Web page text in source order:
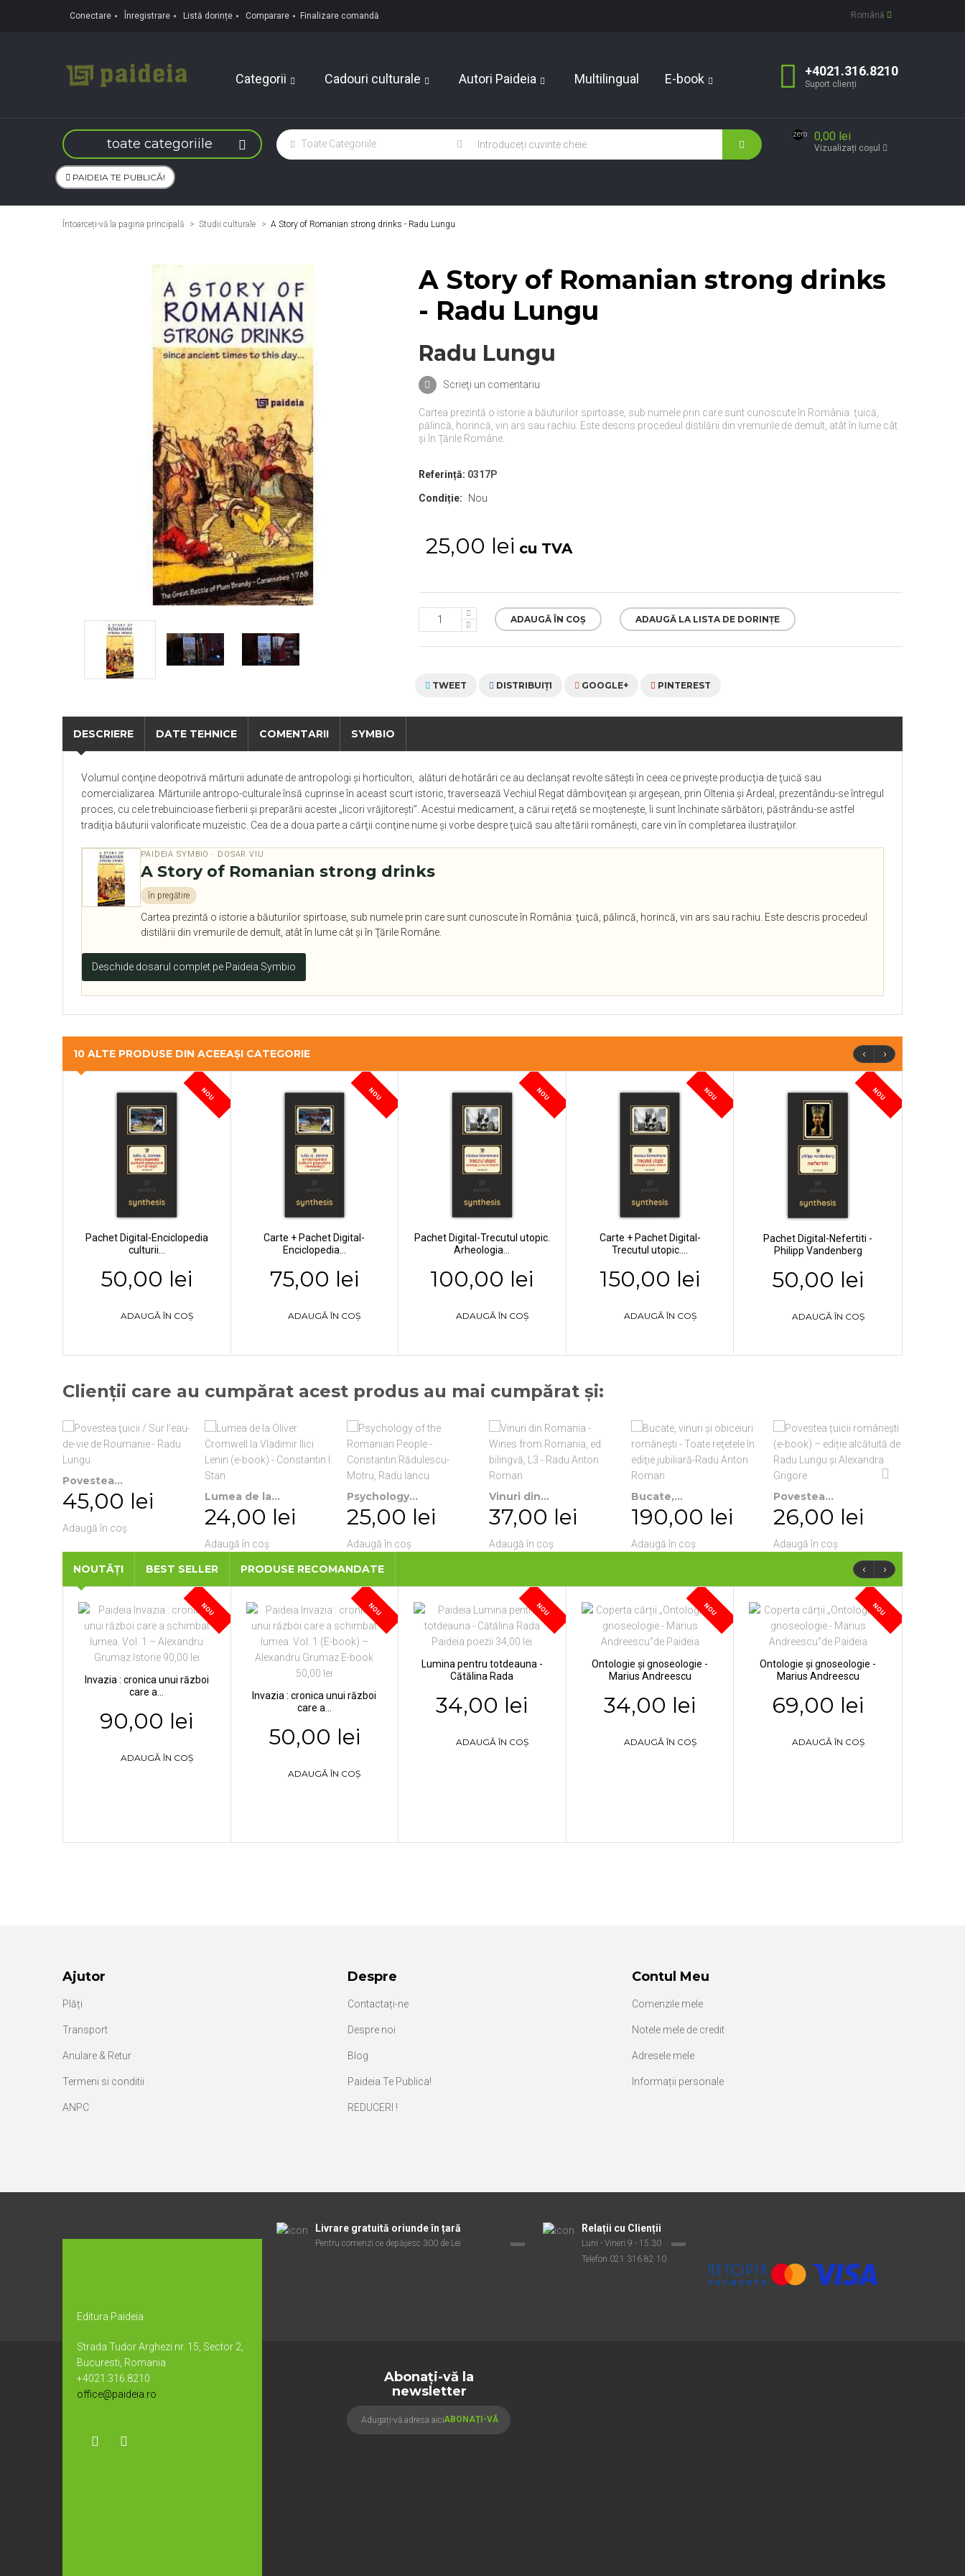
Conectare Înregistrare Listă dorințe Comparare Finalizare comandă Română
Categorii Cadouri culturale Autori Paideia Multilingual E-book
+4021.316.8210
Suport clienți
toate categoriile
zero 0,00 lei
Vizualizați coșul
PAIDEIA TE PUBLICĂ!
Întoarceți-vă la pagina principală Studii culturale > A Story of Romanian strong drinks - Radu Lungu
Mărește
A Story of Romanian strong drinks
- Radu Lungu
Radu Lungu
Scrieţi un comentariu
Cartea prezintă o istorie a băuturilor spirtoase, sub numele prin care sunt cunoscute în România: ţuică,
pălincă, horincă, vin ars sau rachiu. Este descris procedeul distilării din vremurile de demult, atât în lume cât
şi în Ţările Române.
Referință: 0317P
Condiție: Nou
25,00 lei cu TVA
ADAUGĂ ÎN COȘ ADAUGĂ LA LISTA DE DORINȚE
TWEET DISTRIBUIŢI GOOGLE+ PINTEREST
DESCRIERE DATE TEHNICE COMENTARII SYMBIO
Volumul conţine deopotrivă mărturii adunate de antropologi şi horticultori, alături de hotărâri ce au declanşat revolte săteşti în ceea ce priveşte producţia de ţuică sau
comercializarea. Mărturiile antropo-culturale însă cuprinse în aceast scurt istoric, traversează Vechiul Regat dâmboviţean şi argeşean, prin Oltenia şi Ardeal, prezentându-se întregul
proces, cu cele trebuincioase fierberii şi preparării acestei „licori vrăjitoreşti”. Acestui medicament, a cărui reţetă se moşteneşte, îi sunt închinate sărbători, păstrându-se astfel
tradiţia băuturii valorificate muzeistic. Cea de a doua parte a cărţii conţine nume şi vorbe despre ţuică sau alte tării româneşti, care vin în completarea ilustraţiilor.
PAIDEIA SYMBIO · DOSAR VIU
A Story of Romanian strong drinks
în pregătire
Cartea prezintă o istorie a băuturilor spirtoase, sub numele prin care sunt cunoscute în România: ţuică, pălincă, horincă, vin ars sau rachiu. Este descris procedeul
distilării din vremurile de demult, atât în lume cât şi în Ţările Române.
Deschide dosarul complet pe Paideia Symbio
10 ALTE PRODUSE DIN ACEEAȘI CATEGORIE ‹ ›
NOU
Pachet Digital-Enciclopedia
culturii...
50,00 lei
ADAUGĂ ÎN COȘ
NOU
Carte + Pachet Digital-
Enciclopedia...
75,00 lei
ADAUGĂ ÎN COȘ
NOU
Pachet Digital-Trecutul utopic.
Arheologia...
100,00 lei
ADAUGĂ ÎN COȘ
NOU
Carte + Pachet Digital-
Trecutul utopic....
150,00 lei
ADAUGĂ ÎN COȘ
NOU
Pachet Digital-Nefertiti -
Philipp Vandenberg
50,00 lei
ADAUGĂ ÎN COȘ
Clienții care au cumpărat acest produs au mai cumpărat și:
Povestea...
45,00 lei
Adaugă în coș
Lumea de la...
24,00 lei
Adaugă în coș
Psychology...
25,00 lei
Adaugă în coș
Vinuri din...
37,00 lei
Adaugă în coș
Bucate,...
190,00 lei
Adaugă în coș
Povestea...
26,00 lei
Adaugă în coș
NOUTĂȚI BEST SELLER PRODUSE RECOMANDATE ‹ ›
NOU
Invazia : cronica unui război
care a...
90,00 lei
ADAUGĂ ÎN COȘ
NOU
Invazia : cronica unui război
care a...
50,00 lei
ADAUGĂ ÎN COȘ
NOU
Lumina pentru totdeauna -
Cătălina Rada
34,00 lei
ADAUGĂ ÎN COȘ
NOU
Ontologie și gnoseologie -
Marius Andreescu
34,00 lei
ADAUGĂ ÎN COȘ
NOU
Ontologie și gnoseologie -
Marius Andreescu
69,00 lei
ADAUGĂ ÎN COȘ
Ajutor
Plăți
Transport
Anulare & Retur
Termeni si conditii
ANPC
Despre
Contactați-ne
Despre noi
Blog
Paideia Te Publica!
REDUCERI !
Contul Meu
Comenzile mele
Notele mele de credit
Adresele mele
Informații personale
Livrare gratuită oriunde în țară
Pentru comenzi ce depășesc 300 de Lei
Relații cu Clienții
Luni - Vineri 9 - 15.30
Telefon 021 316 82 10
Editura Paideia
Strada Tudor Arghezi nr. 15, Sector 2,
Bucuresti, Romania
+4021.316.8210
office@paideia.ro
Abonați-vă la
newsletter
ABONAȚI-VĂ